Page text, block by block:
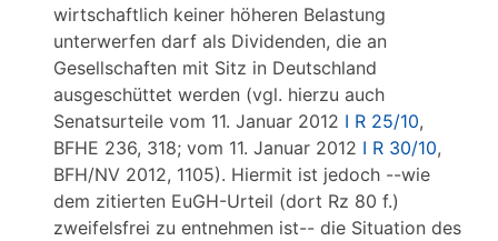
wirtschaftlich keiner höheren Belastung
unterwerfen darf als Dividenden, die an
Gesellschaften mit Sitz in Deutschland
ausgeschüttet werden (vgl. hierzu auch
Senatsurteile vom 11. Januar 2012 I R 25/10,
BFHE 236, 318; vom 11. Januar 2012 I R 30/10,
BFH/NV 2012, 1105). Hiermit ist jedoch --wie
dem zitierten EuGH-Urteil (dort Rz 80 f.)
zweifelsfrei zu entnehmen ist-- die Situation des